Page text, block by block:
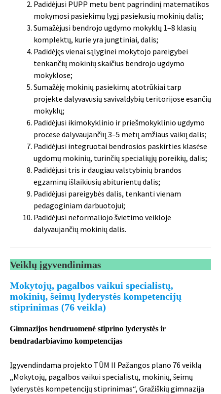
Padidėjusi PUPP metu bent pagrindinį matematikos
mokymosi pasiekimų lygį pasiekusių mokinių dalis;
Sumažėjusi bendrojo ugdymo mokyklų 1–8 klasių
komplektų, kurie yra jungtiniai, dalis;
Padidėjęs vienai sąlyginei mokytojo pareigybei
tenkančių mokinių skaičius bendrojo ugdymo
mokyklose;
Sumažėję mokinių pasiekimų atotrūkiai tarp
projekte dalyvavusių savivaldybių teritorijose esančių
mokyklų;
Padidėjusi ikimokyklinio ir priešmokyklinio ugdymo
procese dalyvaujančių 3–5 metų amžiaus vaikų dalis;
Padidėjusi integruotai bendrosios paskirties klasėse
ugdomų mokinių, turinčių specialiųjų poreikių, dalis;
Padidėjusi tris ir daugiau valstybinių brandos
egzaminų išlaikiusių abiturientų dalis;
Padidėjusi pareigybės dalis, tenkanti vienam
pedagoginiam darbuotojui;
Padidėjusi neformaliojo švietimo veikloje
dalyvaujančių mokinių dalis.
Veiklų įgyvendinimas
Mokytojų, pagalbos vaikui specialistų,
mokinių, šeimų lyderystės kompetencijų
stiprinimas (76 veikla)
Gimnazijos bendruomenė stiprino lyderystės ir
bendradarbiavimo kompetencijas
Įgyvendindama projekto TŪM II Pažangos plano 76 veiklą
„Mokytojų, pagalbos vaikui specialistų, mokinių, šeimų
lyderystės kompetencijų stiprinimas“, Gražiškių gimnazija